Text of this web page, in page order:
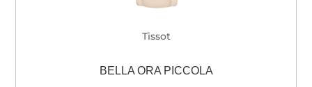
Tissot
BELLA ORA PICCOLA